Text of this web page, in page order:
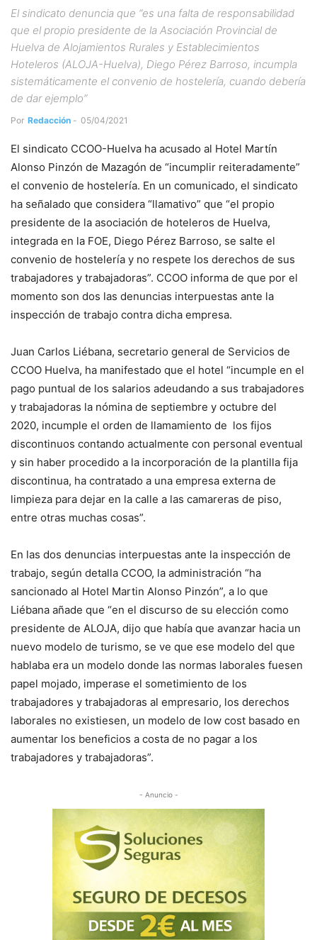
El sindicato denuncia que “es una falta de responsabilidad
que el propio presidente de la Asociación Provincial de
Huelva de Alojamientos Rurales y Establecimientos
Hoteleros (ALOJA-Huelva), Diego Pérez Barroso, incumpla
sistemáticamente el convenio de hostelería, cuando debería
de dar ejemplo”
Por Redacción - 05/04/2021
El sindicato CCOO-Huelva ha acusado al Hotel Martín
Alonso Pinzón de Mazagón de “incumplir reiteradamente”
el convenio de hostelería. En un comunicado, el sindicato
ha señalado que considera “llamativo” que “el propio
presidente de la asociación de hoteleros de Huelva,
integrada en la FOE, Diego Pérez Barroso, se salte el
convenio de hostelería y no respete los derechos de sus
trabajadores y trabajadoras”. CCOO informa de que por el
momento son dos las denuncias interpuestas ante la
inspección de trabajo contra dicha empresa.
Juan Carlos Liébana, secretario general de Servicios de
CCOO Huelva, ha manifestado que el hotel “incumple en el
pago puntual de los salarios adeudando a sus trabajadores
y trabajadoras la nómina de septiembre y octubre del
2020, incumple el orden de llamamiento de los fijos
discontinuos contando actualmente con personal eventual
y sin haber procedido a la incorporación de la plantilla fija
discontinua, ha contratado a una empresa externa de
limpieza para dejar en la calle a las camareras de piso,
entre otras muchas cosas”.
En las dos denuncias interpuestas ante la inspección de
trabajo, según detalla CCOO, la administración “ha
sancionado al Hotel Martin Alonso Pinzón”, a lo que
Liébana añade que “en el discurso de su elección como
presidente de ALOJA, dijo que había que avanzar hacia un
nuevo modelo de turismo, se ve que ese modelo del que
hablaba era un modelo donde las normas laborales fuesen
papel mojado, imperase el sometimiento de los
trabajadores y trabajadoras al empresario, los derechos
laborales no existiesen, un modelo de low cost basado en
aumentar los beneficios a costa de no pagar a los
trabajadores y trabajadoras”.
- Anuncio -